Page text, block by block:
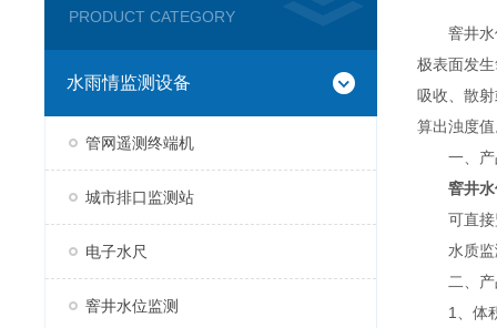
PRODUCT CATEGORY
水雨情监测设备
管网遥测终端机
城市排口监测站
电子水尺
窨井水位监测
窨井水位
极表面发
吸收、散
算出浊度
一、产
窨井
可直接监
水质监测
二、产
1、体积